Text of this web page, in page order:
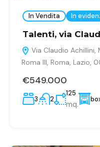
In Vendita In
Talenti, via
Via Claudio
Roma III, Roma, Lazio,
€549.000
3 2
125
mq.